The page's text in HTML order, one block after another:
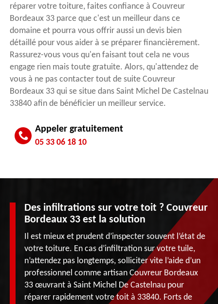
réparer votre toiture, faites confiance à Couvreur
Bordeaux 33 parce que c'est un meilleur dans ce
domaine et pourra vous offrir aussi un devis bien
détaillé pour vous aider à se préparer financièrement.
Rassurez-vous vous qu'en faisant tout cela ne vous
engage rien mais toute gratuite. Alors, qu'attendez de
vous à ne pas contacter tout de suite Couvreur
Bordeaux 33 qui se situe dans Saint Michel De Castelnau
33840 afin de bénéficier un meilleur service.
Appeler gratuitement
05 33 06 18 10
Des infiltrations sur votre toit ? Couvreur
Bordeaux 33 est la solution
Il est mieux et prudent d’inspecter souvent l’état de
votre toiture. En cas d’infiltration sur votre tuile,
n’attendez pas longtemps, solliciter vite l’aide d’un
professionnel comme artisan Couvreur Bordeaux
33 œuvrant à Saint Michel De Castelnau pour
réparer rapidement votre toit à 33840. Forts de